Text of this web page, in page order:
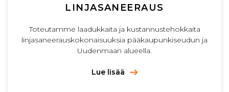
LINJASANEERAUS
Toteutamme laadukkaita ja kustannustehokkaita
linjasaneerauskokonaisuuksia pääkaupunkiseudun ja
Uudenmaan alueella.
Lue lisää